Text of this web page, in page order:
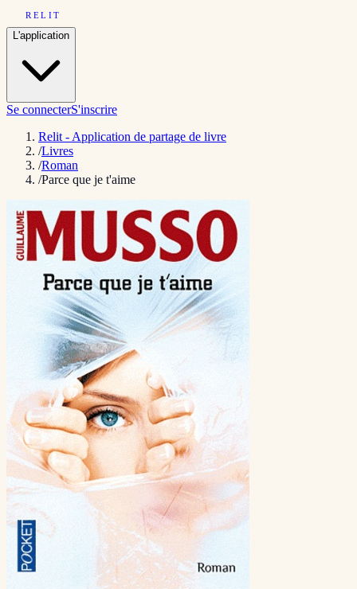
RELIT
L'application
Se connecterS'inscrire
Relit - Application de partage de livre
/Livres
/Roman
/Parce que je t'aime